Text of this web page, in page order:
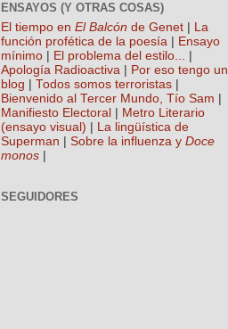
ENSAYOS (Y OTRAS COSAS)
El tiempo en El Balcón de Genet | La
función profética de la poesía | Ensayo
mínimo | El problema del estilo...
|
Apología Radioactiva | Por eso tengo un
blog | Todos somos terroristas |
Bienvenido al Tercer Mundo, Tío Sam |
Manifiesto Electoral | Metro Literario
(ensayo visual) | La lingüística de
Superman | Sobre la influenza y Doce
monos |
SEGUIDORES